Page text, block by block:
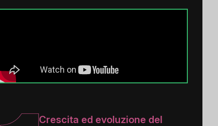
Crescita ed evoluzione del